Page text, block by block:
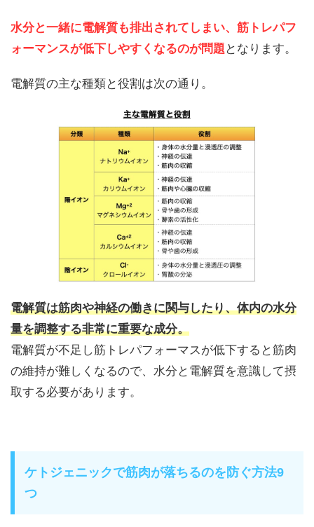
水分と一緒に電解質も排出されてしまい、筋トレパフ
ォーマンスが低下しやすくなるのが問題 となります。
電解質の主な種類と役割は次の通り。
電解質は筋肉や神経の働きに関与したり、体内の水分
量を調整する非常に重要な成分。
電解質が不足し筋トレパフォーマスが低下すると筋肉
の維持が難しくなるので、水分と電解質を意識して摂
取する必要があります。
ケトジェニックで筋肉が落ちるのを防ぐ方法9
つ